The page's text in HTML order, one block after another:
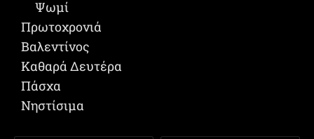
Ψωμί
Πρωτοχρονιά
Βαλεντίνος
Καθαρά Δευτέρα
Πάσχα
Νηστίσιμα